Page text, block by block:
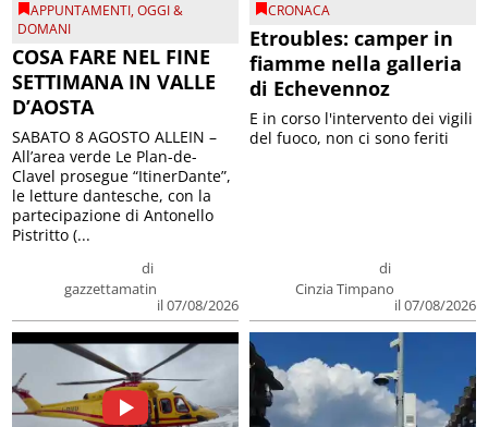
APPUNTAMENTI,OGGI &
DOMANI
COSA FARE NEL FINE
SETTIMANA IN VALLE
D’AOSTA
di
gazzettamatin
il 07/08/2026
SABATO 8 AGOSTO ALLEIN –
All’area verde Le Plan-de-
Clavel prosegue “ItinerDante”,
le letture dantesche, con la
partecipazione di Antonello
Pistritto (...
CRONACA
Etroubles: camper in
fiamme nella galleria
di Echevennoz
di
Cinzia Timpano
il 07/08/2026
E in corso l'intervento dei vigili
del fuoco, non ci sono feriti